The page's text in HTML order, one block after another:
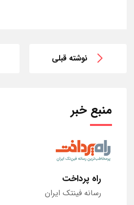
نوشته قبلی
منبع خبر
راه پرداخت
رسانه فینتک ایران